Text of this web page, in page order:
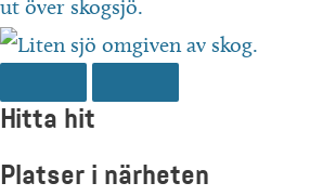
Hitta hit
Platser i närheten